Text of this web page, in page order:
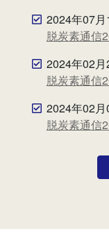
2024年07月
脱炭素通信
2024年02月
脱炭素通信
2024年02月
脱炭素通信